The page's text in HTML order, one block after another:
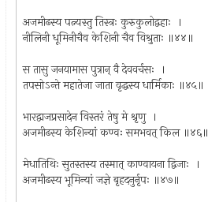
अजमीढस्य पत्न्यस्तु तिस्त्रः कुरुकुलोद्वहाः ।
नीलिनी धूमिनीचैव केशिनी चैव विश्रुताः ॥४४॥
स तासु जनयामास पुत्रान् वै देववर्चसः ।
तपसोऽन्ते महातेजा जाता वृद्धस्य धार्मिकाः ॥४५॥
भारद्वाजप्रसादेन विस्तरं तेषु मे श्रृणु ।
अजमीढस्य केशिन्यां कण्वः समभवत् किल ॥४६॥
मेधातिथिः सुतस्तस्य तस्मात् काण्वायना द्विजाः ।
अजमीढस्य भूमिन्यां जज्ञे बृहदनुर्नृपः ॥४७॥